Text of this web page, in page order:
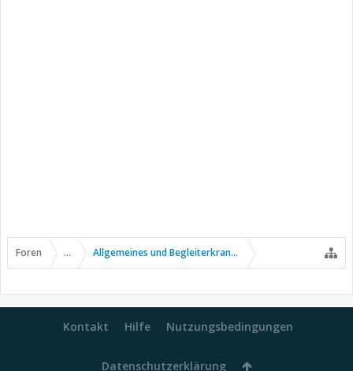
Foren ... Allgemeines und Begleiterkrankungen
Kontakt Hilfe Nutzungsbedingungen
Datenschutzerklärung